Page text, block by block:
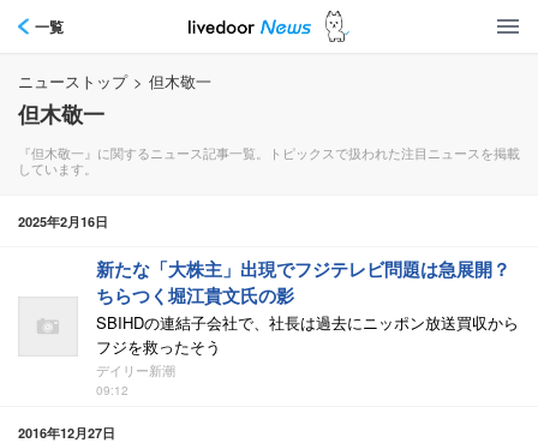
一覧
ニューストップ > 但木敬一
但木敬一
『但木敬一』に関するニュース記事一覧。トピックスで扱われた注目ニュースを掲載
しています。
2025年2月16日
新たな「大株主」出現でフジテレビ問題は急展開？
ちらつく堀江貴文氏の影
SBIHDの連結子会社で、社長は過去にニッポン放送買収から
フジを救ったそう
デイリー新潮
09:12
2016年12月27日